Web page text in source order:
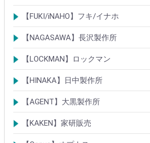
シリンダー
錠・ロック製品
【FUKI/iNAHO】フキ/イナホ
TIERKEYシリンダー
ロック製品
【NAGASAWA】長沢製作所
シリンダー
古代・古代ネオ装飾錠
KEYLEX/キーレックス
レバーハンドルシリーズ
【LOCKMAN】ロックマン
メガクロスSPシリンダー
デジタルロック
【HINAKA】日中製作所
SEPA/HDSシリンダー
SEPA・AGE・GIAロック製品
【AGENT】大黒製作所
LSシリンダー
錠・ロック製品
【KAKEN】家研販売